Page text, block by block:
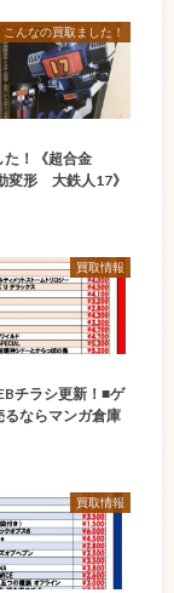
こんなの買取ました！
！《超合金
変形 大鉄人17》
買取情報
チラシ更新！■ゲ
るならマンガ倉庫
買取情報